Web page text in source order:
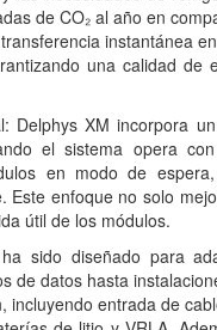
de CO₂ al año en
instantánea
una calidad de
Delphys XM incorpora
el sistema opera
en modo de espera,
Este enfoque no solo
útil de los módulos.
sido diseñado para
de datos hasta
incluyendo entrada de